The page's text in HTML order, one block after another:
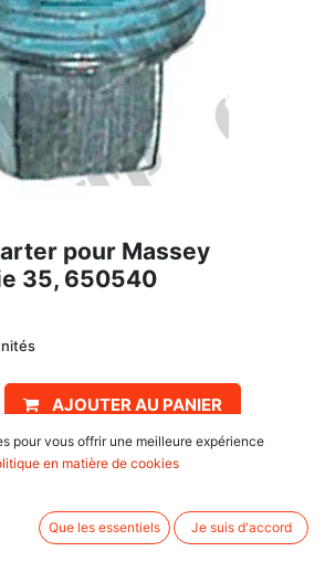
pour Massey
35, 650540
AJOUTER AU PANIER
: 1 semaine
pour vous offrir une meilleure expérience
en matière de cookies
Que les essentiels Je suis d'accord